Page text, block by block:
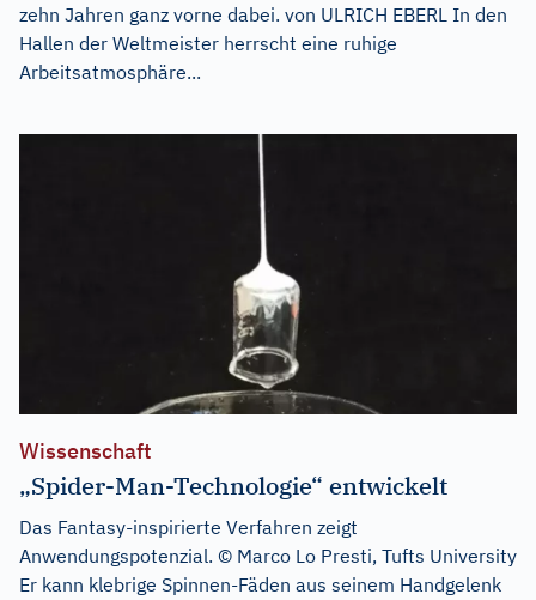
zehn Jahren ganz vorne dabei. von ULRICH EBERL In den
Hallen der Weltmeister herrscht eine ruhige
Arbeitsatmosphäre...
Wissenschaft
„Spider-Man-Technologie“ entwickelt
Das Fantasy-inspirierte Verfahren zeigt
Anwendungspotenzial. © Marco Lo Presti, Tufts University
Er kann klebrige Spinnen-Fäden aus seinem Handgelenk